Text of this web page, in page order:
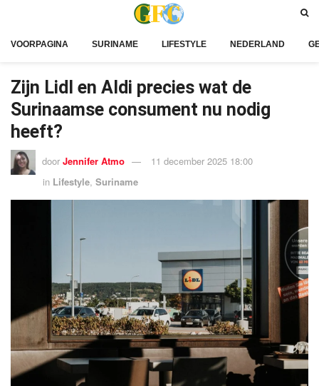
VOORPAGINA SURINAME LIFESTYLE NEDERLAND
Zijn Lidl en Aldi precies wat de
Surinaamse consument nu nodig
heeft?
door Jennifer Atmo
11 december 2025 18:00
in Lifestyle, Suriname